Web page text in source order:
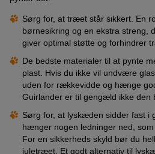
Sørg for, at træet står sikkert. En
børnesikring og en ekstra
giver optimal støtte og forhindrer
De bedste materialer til at pynte
plast. Hvis du ikke vil undvære
uden for rækkevidde og hænge
Guirlander er til gengæld ikke den
Sørg for, at lyskæden sidder fast i
hænger nogen ledninger ned,
For en sikkerheds skyld bør du
juletræet. Et godt alternativ til